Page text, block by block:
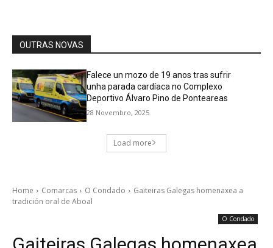
OUTRAS NOVAS
Falece un mozo de 19 anos tras sufrir
unha parada cardíaca no Complexo
Deportivo Álvaro Pino de Ponteareas
28 Novembro, 2025
Load more